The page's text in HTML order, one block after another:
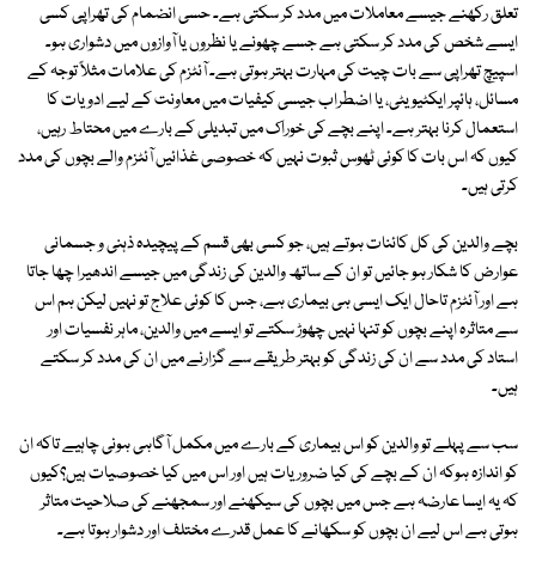
تعلق رکھنے جیسے معاملات میں مدد کر سکتی ہے۔ حسی انضمام کی تھراپی کسی
ایسے شخص کی مدد کر سکتی ہے جسے چھونے یا نظروں یا آوازوں میں دشواری ہو۔
اسپیچ تھراپی سے بات چیت کی مہارت بہتر ہوتی ہے۔ آئٹزم کی علامات مثلاً توجہ کے
مسائل، ہائپر ایکٹیویٹی، یا اضطراب جیسی کیفیات میں معاونت کے لیے ادویات کا
استعمال کرنا بہتر ہے۔ اپنے بچے کی خوراک میں تبدیلی کے بارے میں محتاط رہیں،
کیوں کہ اس بات کا کوئی ٹھوس ثبوت نہیں کہ خصوصی غذائیں آئٹزم والے بچوں کی مدد
کرتی ہیں۔
بچے والدین کی کل کائنات ہوتے ہیں، جو کسی بھی قسم کے پیچیدہ ذہنی و جسمانی
عوارض کا شکار ہو جائیں تو ان کے ساتھ والدین کی زندگی میں جیسے اندھیرا چھا جاتا
ہے اور آئٹزم تاحال ایک ایسی ہی بیماری ہے، جس کا کوئی علاج تو نہیں لیکن ہم اس
سے متاثرہ اپنے بچوں کو تنہا نہیں چھوڑ سکتے تو ایسے میں والدین، ماہر نفسیات اور
استاد کی مدد سے ان کی زندگی کو بہتر طریقے سے گزارنے میں ان کی مدد کر سکتے
ہیں۔
سب سے پہلے تو والدین کو اس بیماری کے بارے میں مکمل آگاہی ہونی چاہیے تاکہ ان
کو اندازہ ہوکہ ان کے بچے کی کیا ضروریات ہیں اور اس میں کیا خصوصیات ہیں؟کیوں
کہ یہ ایسا عارضہ ہے جس میں بچوں کی سیکھنے اور سمجھنے کی صلاحیت متاثر
ہوتی ہے اس لیے ان بچوں کو سکھانے کا عمل قدرے مختلف اور دشوار ہوتا ہے۔